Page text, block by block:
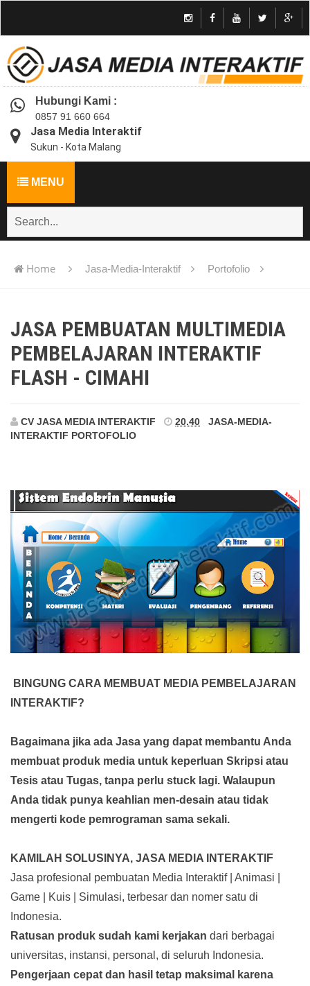
Hubungi Kami :
0857 91 660 664
Jasa Media Interaktif
Sukun - Kota Malang
MENU
Home Jasa-Media-Interaktif Portofolio
JASA PEMBUATAN MULTIMEDIA
PEMBELAJARAN INTERAKTIF
FLASH - CIMAHI
CV JASA MEDIA INTERAKTIF 20.40
JASA-MEDIA-
INTERAKTIF PORTOFOLIO
BINGUNG CARA MEMBUAT MEDIA PEMBELAJARAN
INTERAKTIF?
Bagaimana jika ada Jasa yang dapat membantu Anda
membuat produk media untuk keperluan Skripsi atau
Tesis atau Tugas, tanpa perlu stuck lagi. Walaupun
Anda tidak punya keahlian men-desain atau tidak
mengerti kode pemrograman sama sekali.
KAMILAH SOLUSINYA, JASA MEDIA INTERAKTIF
Jasa profesional pembuatan Media Interaktif | Animasi |
Game | Kuis | Simulasi, terbesar dan nomer satu di
Indonesia.
Ratusan produk sudah kami kerjakan dari berbagai
universitas, instansi, personal, di seluruh Indonesia.
Pengerjaan cepat dan hasil tetap maksimal karena